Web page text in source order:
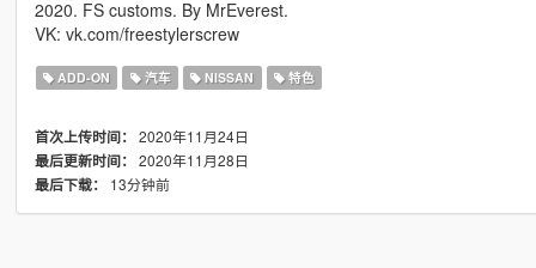
2020. FS customs. By MrEverest.
VK: vk.com/freestylerscrew
ADD-ON 汽车 NISSAN 特色
首次上传时间： 2020年11月24日
最后更新时间： 2020年11月28日
最后下载：
13分钟前